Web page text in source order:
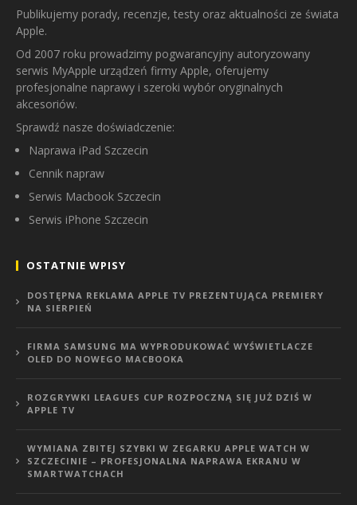
Publikujemy porady, recenzje, testy oraz aktualności ze świata
Apple.
Od 2007 roku prowadzimy pogwarancyjny autoryzowany
serwis MyApple urządzeń firmy Apple, oferujemy
profesjonalne naprawy i szeroki wybór oryginalnych
akcesoriów.
Sprawdź nasze doświadczenie:
Naprawa iPad Szczecin
Cennik napraw
Serwis Macbook Szczecin
Serwis iPhone Szczecin
OSTATNIE WPISY
DOSTĘPNA REKLAMA APPLE TV PREZENTUJĄCA PREMIERY
NA SIERPIEŃ
FIRMA SAMSUNG MA WYPRODUKOWAĆ WYŚWIETLACZE
OLED DO NOWEGO MACBOOKA
ROZGRYWKI LEAGUES CUP ROZPOCZNĄ SIĘ JUŻ DZIŚ W
APPLE TV
WYMIANA ZBITEJ SZYBKI W ZEGARKU APPLE WATCH W
SZCZECINIE – PROFESJONALNA NAPRAWA EKRANU W
SMARTWATCHACH